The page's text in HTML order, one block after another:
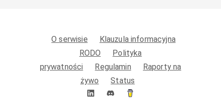
O serwisie
Klauzula informacyjna
RODO
Polityka
prywatności
Regulamin
Raporty na
żywo
Status